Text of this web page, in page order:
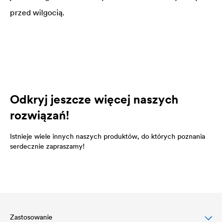
przed wilgocią.
Odkryj jeszcze więcej naszych
rozwiązań!
Istnieje wiele innych naszych produktów, do których poznania
serdecznie zapraszamy!
Zastosowanie